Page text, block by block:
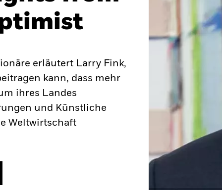
erläutert Larry Fink,
kann, dass mehr
ihres Landes
und Künstliche
Weltwirtschaft